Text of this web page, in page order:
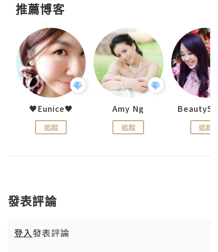
推薦博客
♥Eunice♥
追蹤
Amy Ng
追蹤 追蹤
發表評論
登入發表評論